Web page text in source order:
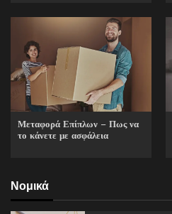
Μεταφορά Επίπλων – Πως να
το κάνετε με ασφάλεια
Νομικά